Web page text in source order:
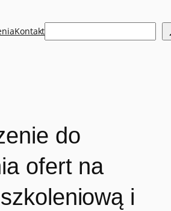
KontaktSzukaj
do
ofert na
i